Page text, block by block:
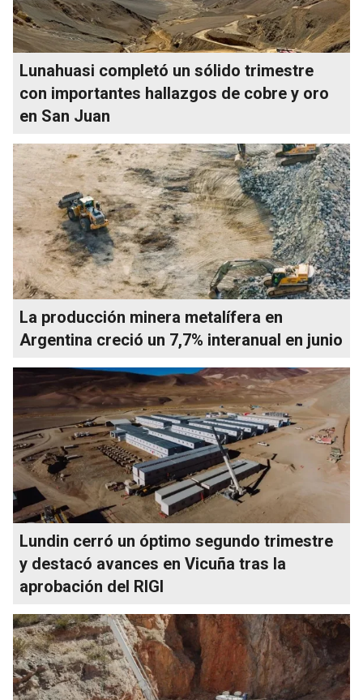
Lunahuasi completó un sólido trimestre
con importantes hallazgos de cobre y oro
en San Juan
La producción minera metalífera en
Argentina creció un 7,7% interanual en junio
Lundin cerró un óptimo segundo trimestre
y destacó avances en Vicuña tras la
aprobación del RIGI